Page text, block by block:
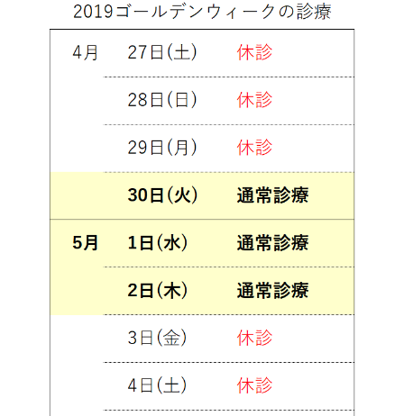
スタッフブログ
訪問看護 【まごころ訪問看護ステーション】
介護保険相談・ケアプラン作成 【三芳ケアステーション】
三芳地域在宅介護相談 【三芳地域介護支援センター】
三芳野会
お問い合せ